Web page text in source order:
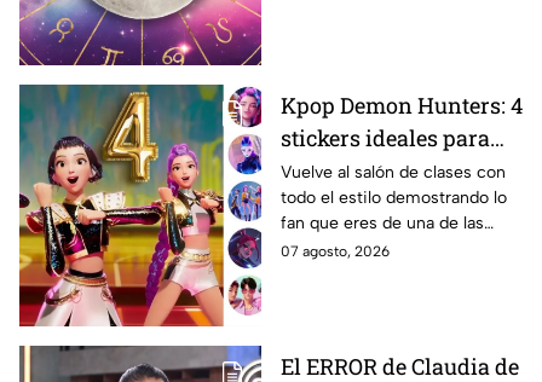
Kpop Demon Hunters: 4
stickers ideales para
decorar tu estuche este
regreso a clases 2026;
lucirás como toda una
guerrera Huntrix
Vuelve al salón de clases con
todo el estilo demostrando lo
fan que eres de una de las
películas más icónicas de
07 agosto, 2026
El ERROR de Claudia de